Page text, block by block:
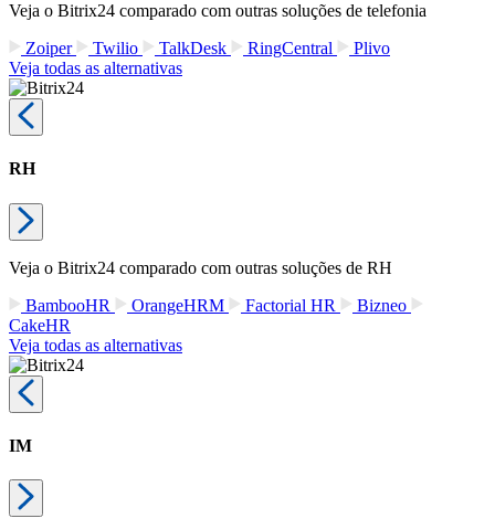
Veja o Bitrix24 comparado com outras soluções de telefonia
Zoiper
Twilio TalkDesk RingCentral
Plivo
Veja todas as alternativas
RH
Veja o Bitrix24 comparado com outras soluções de RH
BambooHR
OrangeHRM Factorial HR
Bizneo
CakeHR
Veja todas as alternativas
IM